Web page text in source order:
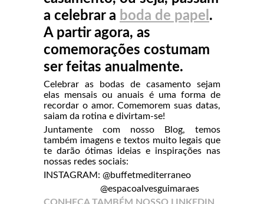
a celebrar a boda de papel .
A partir agora, as
comemorações costumam
ser feitas anualmente.
Celebrar as bodas de casamento sejam
elas mensais ou anuais é uma forma de
recordar o amor. Comemorem suas datas,
saiam da rotina e divirtam-se!
Juntamente com nosso Blog, temos
também imagens e textos muito legais que
te darão ótimas ideias e inspirações nas
nossas redes sociais:
INSTAGRAM: @buffetmediterraneo
@espacoalvesguimaraes